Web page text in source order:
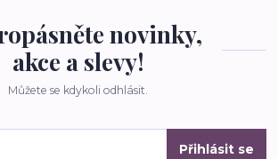
novinky,
akce a slevy!
Můžete se kdykoli odhlásit.
Přihlásit se